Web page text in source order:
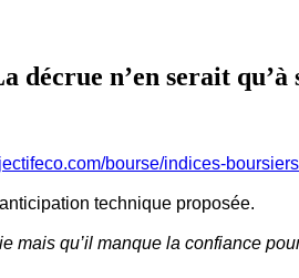
n’en serait qu’à
bourse/indices-
technique proposée.
mais qu’il manque la confiance